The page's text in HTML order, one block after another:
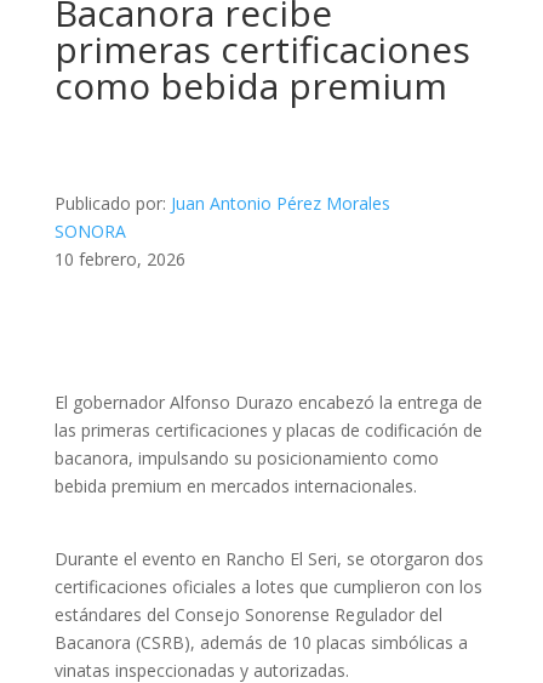
Bacanora recibe
primeras certificaciones
como bebida premium
Publicado por: Juan Antonio Pérez Morales
SONORA
10 febrero, 2026
El gobernador Alfonso Durazo encabezó la entrega de
las primeras certificaciones y placas de codificación de
bacanora, impulsando su posicionamiento como
bebida premium en mercados internacionales.
Durante el evento en Rancho El Seri, se otorgaron dos
certificaciones oficiales a lotes que cumplieron con los
estándares del Consejo Sonorense Regulador del
Bacanora (CSRB), además de 10 placas simbólicas a
vinatas inspeccionadas y autorizadas.